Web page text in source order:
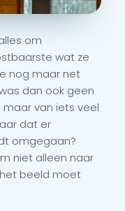
om
wat ze
nog maar net
dan ook geen
maar van iets veel
dat er
omgegaan?
niet alleen naar
beeld moet